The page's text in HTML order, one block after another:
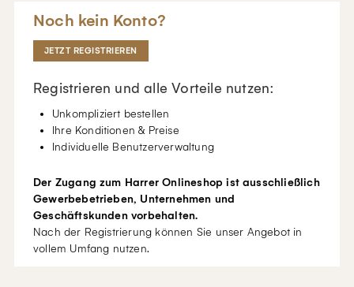
Noch kein Konto?
JETZT REGISTRIEREN
Registrieren und alle Vorteile nutzen:
Unkompliziert bestellen
Ihre Konditionen & Preise
Individuelle Benutzerverwaltung
Der Zugang zum Harrer Onlineshop ist ausschließlich
Gewerbebetrieben, Unternehmen und
Geschäftskunden vorbehalten.
Nach der Registrierung können Sie unser Angebot in
vollem Umfang nutzen.